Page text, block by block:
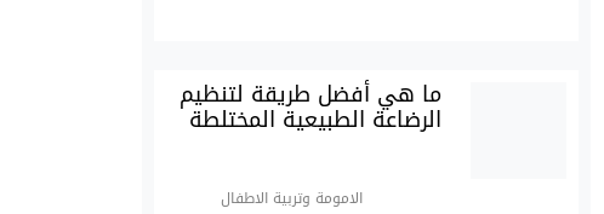
ما هي أفضل طريقة لتنظيم
الرضاعة الطبيعية المختلطة
الامومة وتربية الاطفال